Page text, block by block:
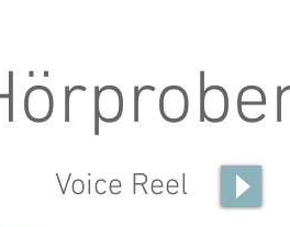
Voice Reel